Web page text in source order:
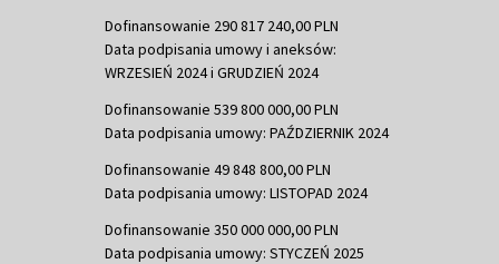
Dofinansowanie 290 817 240,00 PLN
Data podpisania umowy i aneksów:
WRZESIEŃ 2024 i GRUDZIEŃ 2024
Dofinansowanie 539 800 000,00 PLN
Data podpisania umowy: PAŹDZIERNIK 2024
Dofinansowanie 49 848 800,00 PLN
Data podpisania umowy: LISTOPAD 2024
Dofinansowanie 350 000 000,00 PLN
Data podpisania umowy: STYCZEŃ 2025